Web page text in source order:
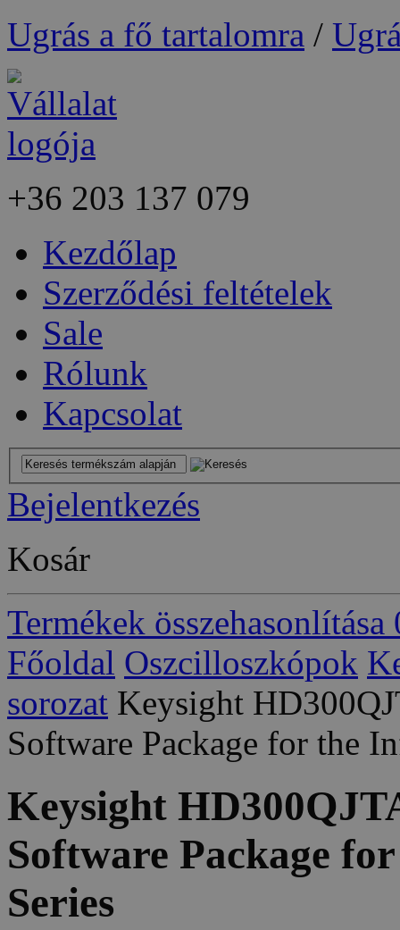
Ugrás a fő tartalomra /
+36 203 137 079
Kezdőlap
Szerződési feltételek
Sale
Rólunk
Kapcsolat
Bejelentkezés
Kosár
Termékek összehasonlítása
Főoldal Oszcilloszkópok
sorozat Keysight
Software Package for the
Keysight
Software Package
Series